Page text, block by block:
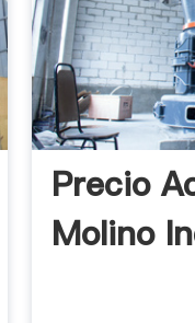
Precio
Molino